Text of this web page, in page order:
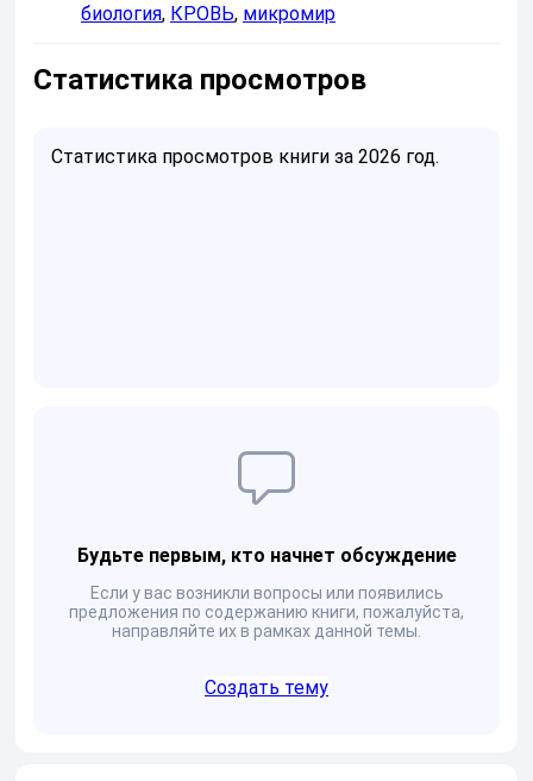
биология, КРОВЬ, микромир
Статистика просмотров
Статистика просмотров книги за 2026 год.
Будьте первым, кто начнет обсуждение
Если у вас возникли вопросы или появились
предложения по содержанию книги, пожалуйста,
направляйте их в рамках данной темы.
Создать тему